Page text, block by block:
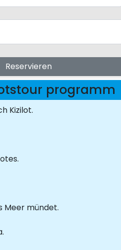
Reservieren
programm
Kizilot.
Meer mündet.